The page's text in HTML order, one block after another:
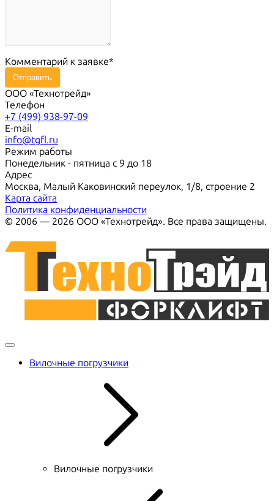
Комментарий к заявке
Отправить
ООО «Технотрейд»
Телефон
+7 (499) 938-97-09
E-mail
info@tgfl.ru
Режим работы
Понедельник - пятница с 9 до 18
Адрес
Москва, Малый Каковинский переулок, 1/8, строение 2
Карта сайта
Политика конфиденциальности
© 2006 — 2026 ООО «Технотрейд». Все права защищены.
Вилочные погрузчики
Вилочные погрузчики